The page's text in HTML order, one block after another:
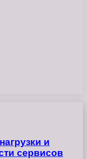
и
сервисов